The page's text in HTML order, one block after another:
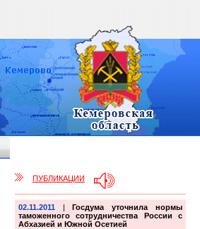
ПУБЛИКАЦИИ
02.11.2011 |Госдума уточнила нормы
таможенного сотрудничества России с
Абхазией и Южной Осетией